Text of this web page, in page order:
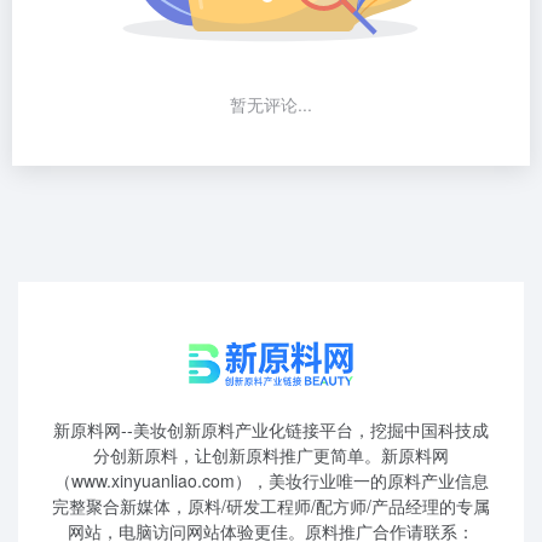
暂无评论...
新原料网--美妆创新原料产业化链接平台，挖掘中国科技成
分创新原料，让创新原料推广更简单。新原料网
（www.xinyuanliao.com），美妆行业唯一的原料产业信息
完整聚合新媒体，原料/研发工程师/配方师/产品经理的专属
网站，电脑访问网站体验更佳。原料推广合作请联系：